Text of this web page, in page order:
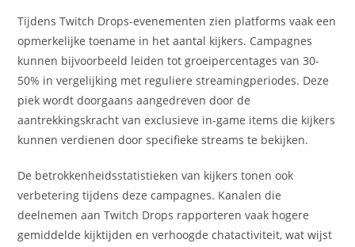
Tijdens Twitch Drops-evenementen zien platforms vaak een
opmerkelijke toename in het aantal kijkers. Campagnes
kunnen bijvoorbeeld leiden tot groeipercentages van 30-
50% in vergelijking met reguliere streamingperiodes. Deze
piek wordt doorgaans aangedreven door de
aantrekkingskracht van exclusieve in-game items die kijkers
kunnen verdienen door specifieke streams te bekijken.
De betrokkenheidsstatistieken van kijkers tonen ook
verbetering tijdens deze campagnes. Kanalen die
deelnemen aan Twitch Drops rapporteren vaak hogere
gemiddelde kijktijden en verhoogde chatactiviteit, wat wijst